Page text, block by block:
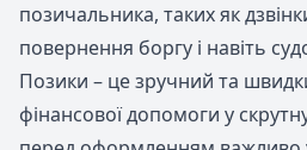
позичальника, таких як
повернення боргу і навіть
Позики – це зручний та
фінансової допомоги у